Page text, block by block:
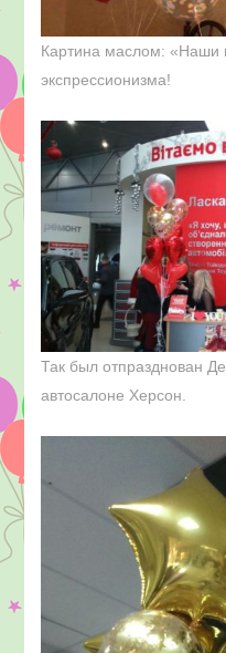
Картина маслом: «Наши
экспрессионизма!
Так был отпразднован
автосалоне Херсон.